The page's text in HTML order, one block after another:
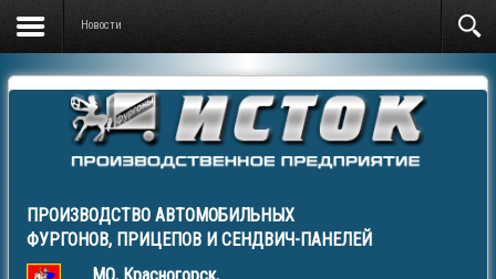
Новости
ПРОИЗВОДСТВО АВТОМОБИЛЬНЫХ
ФУРГОНОВ, ПРИЦЕПОВ И СЕНДВИЧ-ПАНЕЛЕЙ